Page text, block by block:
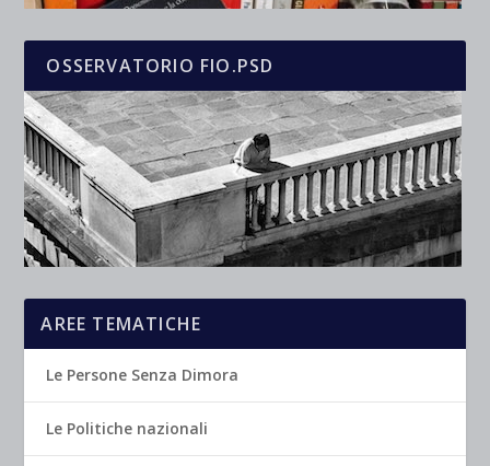
OSSERVATORIO FIO.PSD
AREE TEMATICHE
Le Persone Senza Dimora
Le Politiche nazionali